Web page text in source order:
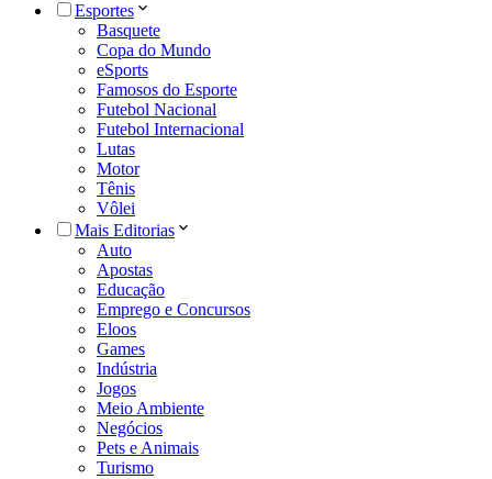
Esportes
Basquete
Copa do Mundo
eSports
Famosos do Esporte
Futebol Nacional
Futebol Internacional
Lutas
Motor
Tênis
Vôlei
Mais Editorias
Auto
Apostas
Educação
Emprego e Concursos
Eloos
Games
Indústria
Jogos
Meio Ambiente
Negócios
Pets e Animais
Turismo